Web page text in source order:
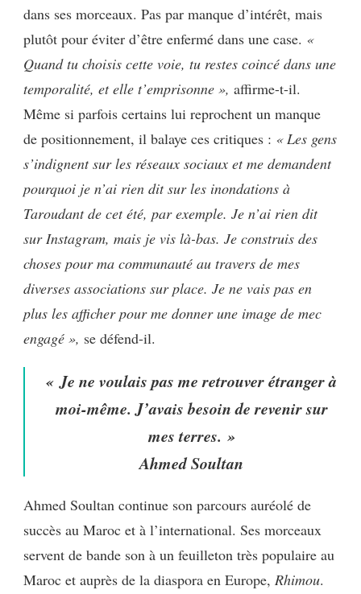
dans ses morceaux. Pas par manque d’intérêt, mais
plutôt pour éviter d’être enfermé dans une case. «
Quand tu choisis cette voie, tu restes coincé dans une
temporalité, et elle t’emprisonne », affirme-t-il.
Même si parfois certains lui reprochent un manque
de positionnement, il balaye ces critiques : « Les gens
s’indignent sur les réseaux sociaux et me demandent
pourquoi je n’ai rien dit sur les inondations à
Taroudant de cet été, par exemple. Je n’ai rien dit
sur Instagram, mais je vis là-bas. Je construis des
choses pour ma communauté au travers de mes
diverses associations sur place. Je ne vais pas en
plus les afficher pour me donner une image de mec
engagé », se défend-il.
« Je ne voulais pas me retrouver étranger à
moi-même. J’avais besoin de revenir sur
mes terres. »
Ahmed Soultan
Ahmed Soultan continue son parcours auréolé de
succès au Maroc et à l’international. Ses morceaux
servent de bande son à un feuilleton très populaire au
Maroc et auprès de la diaspora en Europe, Rhimou.